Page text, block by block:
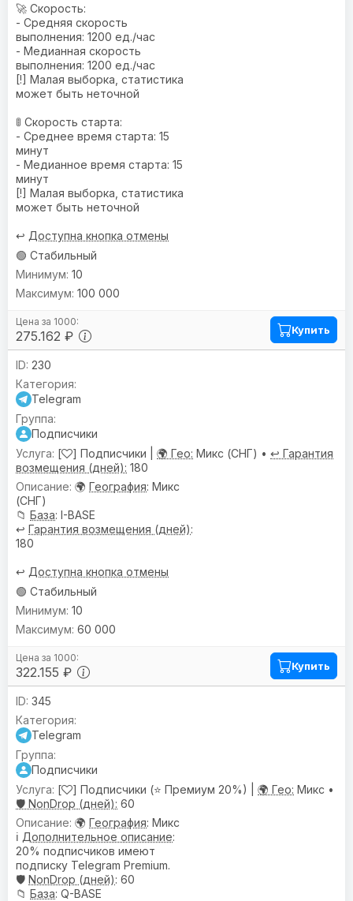
🚀 Скорость:
- Средняя скорость
выполнения: 1200 ед./час
- Медианная скорость
выполнения: 1200 ед./час
[!] Малая выборка, статистика
может быть неточной
🚦 Скорость старта:
- Среднее время старта: 15
минут
- Медианное время старта: 15
минут
[!] Малая выборка, статистика
может быть неточной
↩️ Доступна кнопка отмены
🟢 Стабильный
275.162 ₽
10
100 000
Купить
230
Telegram
Подписчики
[
] Подписчики | 🌍 Гео: Микс (СНГ) • ↩️ Гарантия
возмещения (дней): 180
🌍 География: Микс
(СНГ)
📁 База: I-BASE
↩️ Гарантия возмещения (дней):
180
↩️ Доступна кнопка отмены
🟢 Стабильный
322.155 ₽
10
60 000
Купить
345
Telegram
Подписчики
[
] Подписчики (⭐ Премиум 20%) | 🌍 Гео: Микс •
🛡️ NonDrop (дней): 60
🌍 География: Микс
ℹ️ Дополнительное описание:
20% подписчиков имеют
подписку Telegram Premium.
🛡️ NonDrop (дней): 60
📁 База: Q-BASE